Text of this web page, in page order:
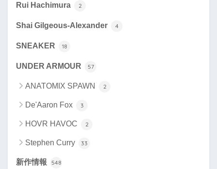
Rui Hachimura 2
Shai Gilgeous-Alexander 4
SNEAKER 18
UNDER ARMOUR 57
ANATOMIX SPAWN 2
De'Aaron Fox 3
HOVR HAVOC 2
Stephen Curry 33
新作情報 548